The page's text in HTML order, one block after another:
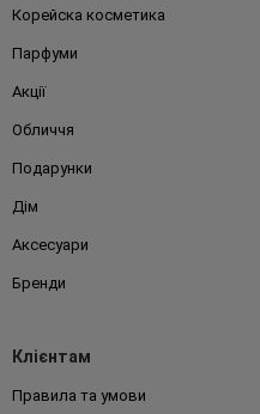
Корейска косметика
Парфуми
Акції
Обличчя
Подарунки
Дім
Аксесуари
Бренди
Клієнтам
Правила та умови